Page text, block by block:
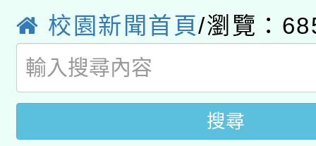
動」
開 智慧啟航」
「2026桃園藝術巡演
關事宜
校園新聞首頁/瀏覽：
搜尋